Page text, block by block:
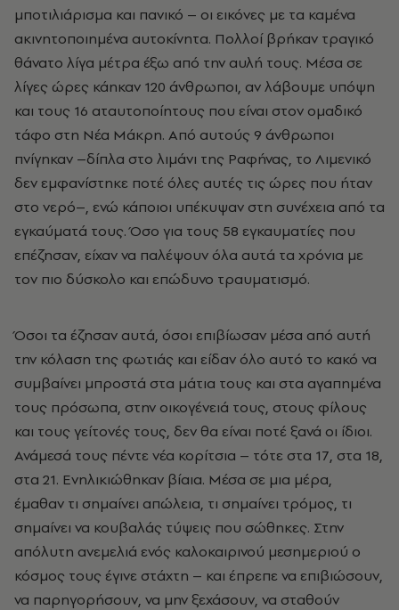
μποτιλιάρισμα και πανικό – οι εικόνες με τα καμένα
ακινητοποιημένα αυτοκίνητα. Πολλοί βρήκαν τραγικό
θάνατο λίγα μέτρα έξω από την αυλή τους. Μέσα σε
λίγες ώρες κάηκαν 120 άνθρωποι, αν λάβουμε υπόψη
και τους 16 αταυτοποίητους που είναι στον ομαδικό
τάφο στη Νέα Μάκρη. Από αυτούς 9 άνθρωποι
πνίγηκαν –δίπλα στο λιμάνι της Ραφήνας, το Λιμενικό
δεν εμφανίστηκε ποτέ όλες αυτές τις ώρες που ήταν
στο νερό–, ενώ κάποιοι υπέκυψαν στη συνέχεια από τα
εγκαύματά τους. Όσο για τους 58 εγκαυματίες που
επέζησαν, είχαν να παλέψουν όλα αυτά τα χρόνια με
τον πιο δύσκολο και επώδυνο τραυματισμό.
Όσοι τα έζησαν αυτά, όσοι επιβίωσαν μέσα από αυτή
την κόλαση της φωτιάς και είδαν όλο αυτό το κακό να
συμβαίνει μπροστά στα μάτια τους και στα αγαπημένα
τους πρόσωπα, στην οικογένειά τους, στους φίλους
και τους γείτονές τους, δεν θα είναι ποτέ ξανά οι ίδιοι.
Ανάμεσά τους πέντε νέα κορίτσια – τότε στα 17, στα 18,
στα 21. Ενηλικιώθηκαν βίαια. Μέσα σε μια μέρα,
έμαθαν τι σημαίνει απώλεια, τι σημαίνει τρόμος, τι
σημαίνει να κουβαλάς τύψεις που σώθηκες. Στην
απόλυτη ανεμελιά ενός καλοκαιρινού μεσημεριού ο
κόσμος τους έγινε στάχτη – και έπρεπε να επιβιώσουν,
να παρηγορήσουν, να μην ξεχάσουν, να σταθούν